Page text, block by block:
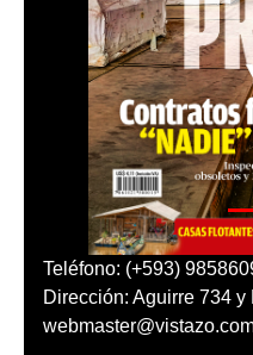
Teléfono: (+593)
Dirección: Aguirre 734 y